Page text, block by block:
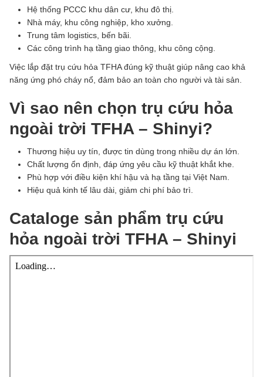
Hệ thống PCCC khu dân cư, khu đô thị.
Nhà máy, khu công nghiệp, kho xưởng.
Trung tâm logistics, bến bãi.
Các công trình hạ tầng giao thông, khu công cộng.
Việc lắp đặt trụ cứu hỏa TFHA đúng kỹ thuật giúp nâng cao khả
năng ứng phó cháy nổ, đảm bảo an toàn cho người và tài sản.
Vì sao nên chọn trụ cứu hỏa
ngoài trời TFHA – Shinyi?
Thương hiệu uy tín, được tin dùng trong nhiều dự án lớn.
Chất lượng ổn định, đáp ứng yêu cầu kỹ thuật khắt khe.
Phù hợp với điều kiện khí hậu và hạ tầng tại Việt Nam.
Hiệu quả kinh tế lâu dài, giảm chi phí bảo trì.
Cataloge sản phẩm trụ cứu
hỏa ngoài trời TFHA – Shinyi